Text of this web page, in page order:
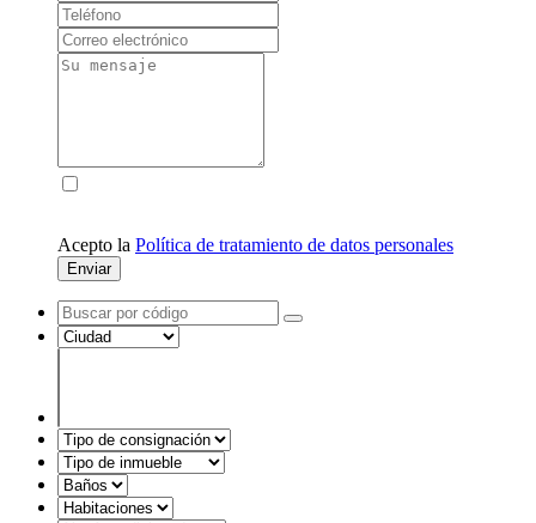
Acepto la Política de tratamiento de datos personales
Enviar